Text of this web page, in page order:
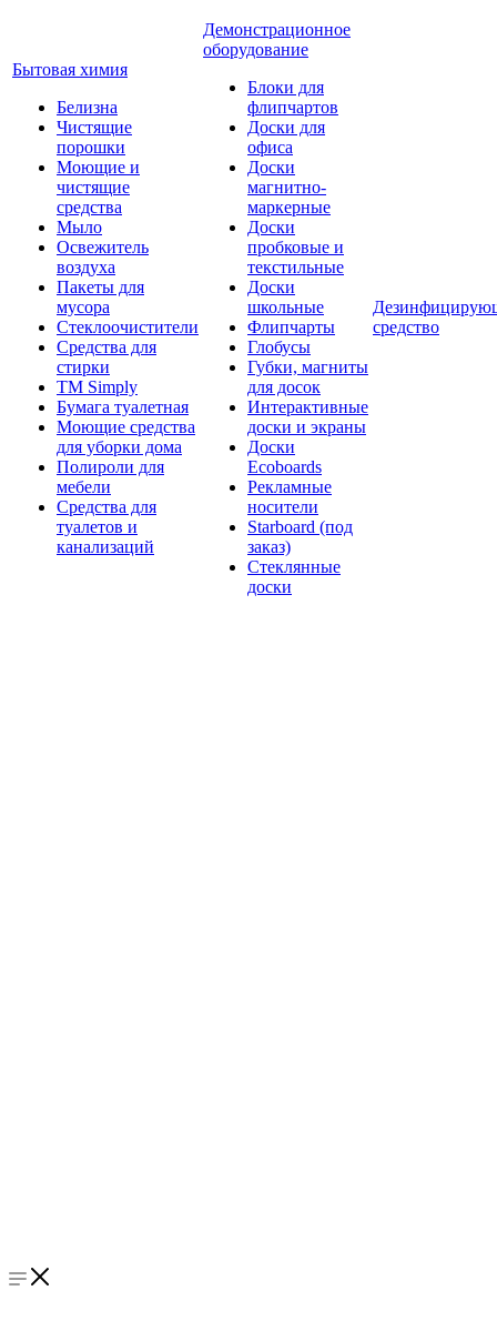
Бытовая химия
Белизна
Чистящие
порошки
Моющие и
чистящие
средства
Мыло
Освежитель
воздуха
Пакеты для
мусора
Стеклоочистители
Средства для
стирки
TM Simply
Бумага туалетная
Моющие средства
для уборки дома
Полироли для
мебели
Средства для
туалетов и
канализаций
Демонстрационное
оборудование
Блоки для
флипчартов
Доски для
офиса
Доски
магнитно-
маркерные
Доски
пробковые и
текстильные
Доски
школьные
Флипчарты
Глобусы
Губки, магниты
для досок
Интерактивные
доски и экраны
Доски
Ecoboards
Рекламные
носители
Starboard (под
заказ)
Стеклянные
доски
средство